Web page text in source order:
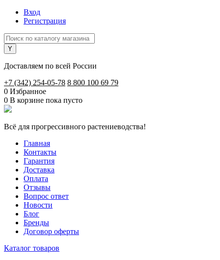
Вход
Регистрация
Доставляем по всей России
+7 (342) 254-05-78 8 800 100 69 79
0 Избранное
0 В корзине пока пусто
Всё для прогрессивного растениеводства!
Главная
Контакты
Гарантия
Доставка
Оплата
Отзывы
Вопрос ответ
Новости
Блог
Бренды
Договор оферты
Каталог товаров